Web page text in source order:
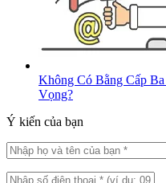
Không Có Bằng Cấp
Vọng?
Ý kiến của bạn